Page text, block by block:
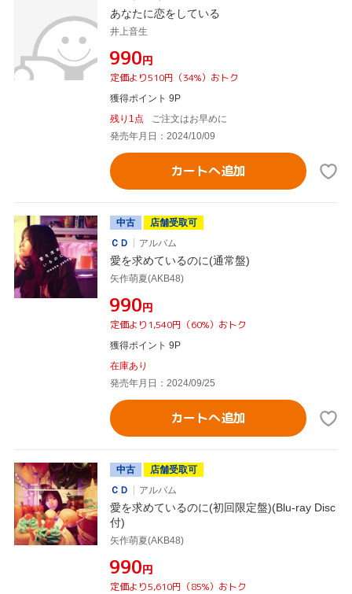
あなたに恋をしている
井上音生
¥990円
定価より510円（34%）おトク
獲得ポイント 9P
残り1点
ご注文はお早めに
発売年月日：2024/10/09
カートへ追加
中古
店舗受取可
ＣＤ
アルバム
愛を求めているのに(通常盤)
矢作萌夏(AKB48)
¥990円
定価より1,540円（60%）おトク
獲得ポイント 9P
在庫あり
発売年月日：2024/09/25
カートへ追加
中古
店舗受取可
ＣＤ
アルバム
愛を求めているのに(初回限定盤)(Blu-ray Disc
付)
矢作萌夏(AKB48)
¥990円
定価より5,610円（85%）おトク